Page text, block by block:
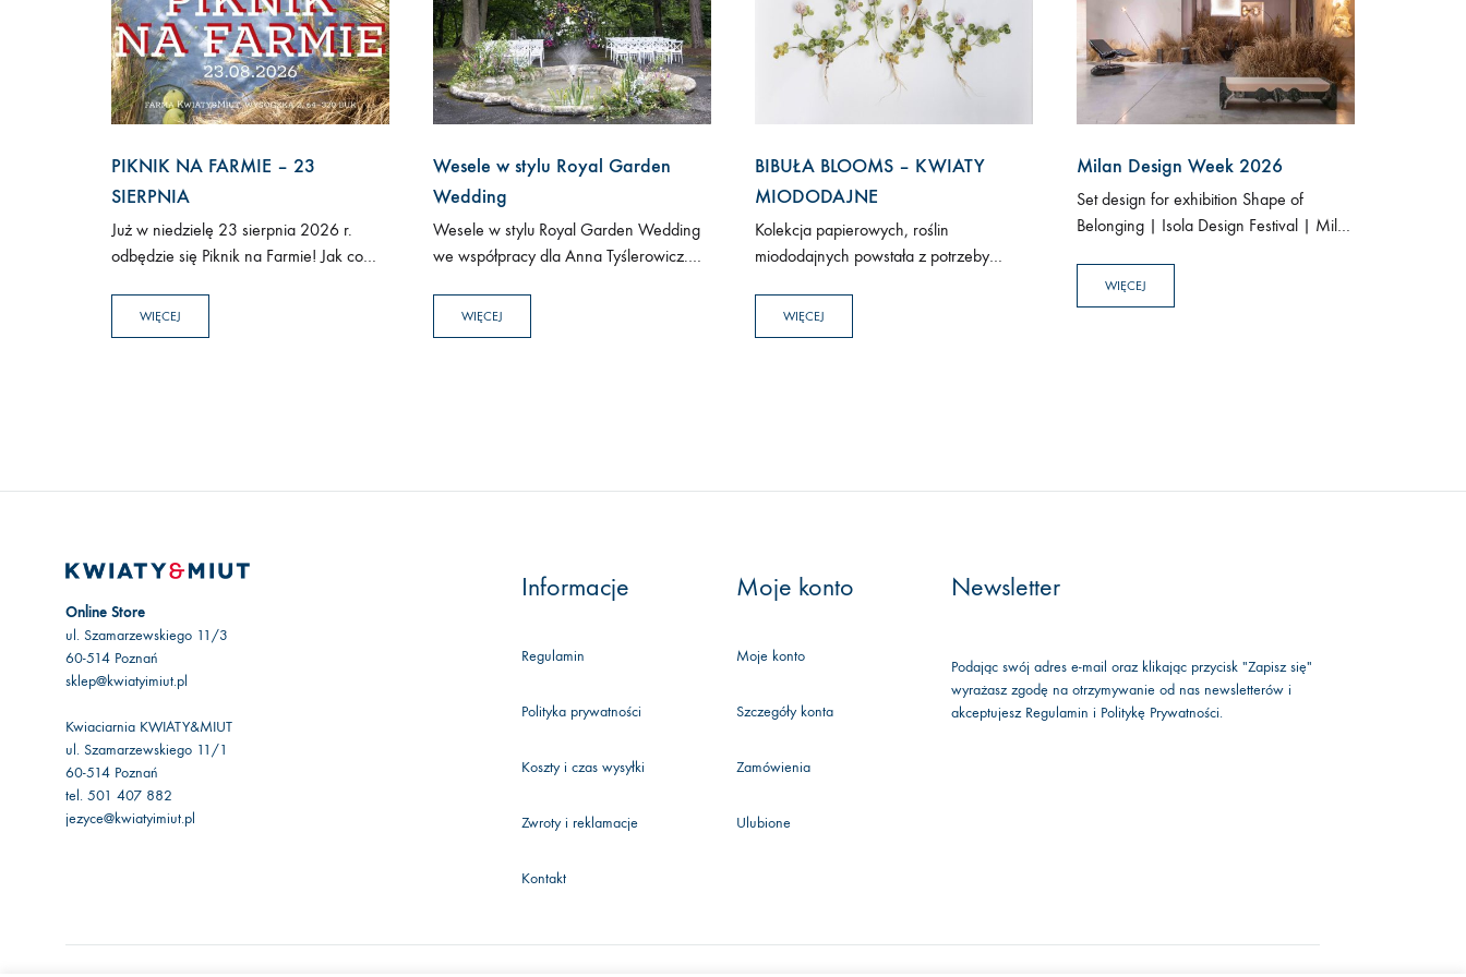
PIKNIK NA FARMIE – 23
SIERPNIA
Już w niedzielę 23 sierpnia 2026 r.
odbędzie się Piknik na Farmie! Jak co
KWIATY&MIUT i zapraszamy Was do
naszego ogrodu pełnego kwitnących
WIĘCEJ
Wesele w stylu Royal Garden
Wedding
Wesele w stylu Royal Garden Wedding
we współpracy dla Anna Tyślerowicz.
dopełniły całość scenografii.
WIĘCEJ
BIBUŁA BLOOMS – KWIATY
MIODODAJNE
Kolekcja papierowych, roślin
miododajnych powstała z potrzeby
najbardziej znajome. Mniszek, chabry i
koniczyna to rośliny, które mijamy
WIĘCEJ
Milan Design Week 2026
Set design for exhibition Shape of
Belonging | Isola Design Festival | Milan
Maria Studio Atelier Kondakij – Milan 20
– 26 April Scenography: Łukasz…
WIĘCEJ
Online Store
ul. Szamarzewskiego 11/3
60-514 Poznań
sklep@kwiatyimiut.pl
Kwiaciarnia KWIATY&MIUT
ul. Szamarzewskiego 11/1
60-514 Poznań
tel. 501 407 882
jezyce@kwiatyimiut.pl
Informacje
Regulamin
Polityka prywatności
Koszty i czas wysyłki
Zwroty i reklamacje
Kontakt
Moje konto
Moje konto
Szczegóły konta
Zamówienia
Ulubione
Newsletter
Podając swój adres e-mail oraz klikając przycisk "Zapisz się"
wyrażasz zgodę na otrzymywanie od nas newsletterów i
akceptujesz Regulamin i Politykę Prywatności.